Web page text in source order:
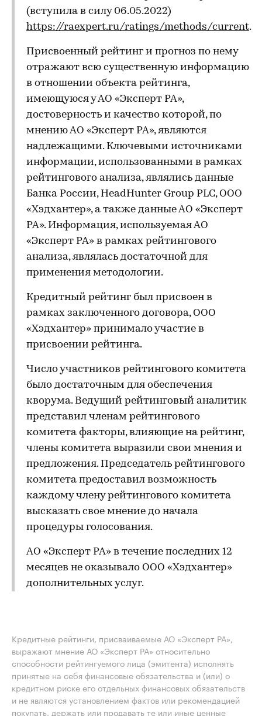
(вступила в силу 06.05.2022)
https://raexpert.ru/ratings/methods/current.
Присвоенный рейтинг и прогноз по нему
отражают всю существенную информацию
в отношении объекта рейтинга,
имеющуюся у АО «Эксперт РА»,
достоверность и качество которой, по
мнению АО «Эксперт РА», являются
надлежащими. Ключевыми источниками
информации, использованными в рамках
рейтингового анализа, являлись данные
Банка России, HeadHunter Group PLC, ООО
«Хэдхантер», а также данные АО «Эксперт
РА». Информация, используемая АО
«Эксперт РА» в рамках рейтингового
анализа, являлась достаточной для
применения методологии.
Кредитный рейтинг был присвоен в
рамках заключенного договора, ООО
«Хэдхантер» принимало участие в
присвоении рейтинга.
Число участников рейтингового комитета
было достаточным для обеспечения
кворума. Ведущий рейтинговый аналитик
представил членам рейтингового
комитета факторы, влияющие на рейтинг,
члены комитета выразили свои мнения и
предложения. Председатель рейтингового
комитета предоставил возможность
каждому члену рейтингового комитета
высказать свое мнение до начала
процедуры голосования.
АО «Эксперт РА» в течение последних 12
месяцев не оказывало ООО «Хэдхантер»
дополнительных услуг.
Кредитные рейтинги, присваиваемые АО «Эксперт РА»,
выражают мнение АО «Эксперт РА» относительно
способности рейтингуемого лица (эмитента) исполнять
принятые на себя финансовые обязательства и (или) о
кредитном риске его отдельных финансовых обязательств
и не являются установлением фактов или рекомендацией
покупать, держать или продавать те или иные ценные